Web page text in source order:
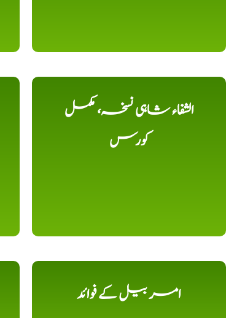
الشفاء شاہی نسخہ، مکمل
کورس
امر بیل کے فوائد